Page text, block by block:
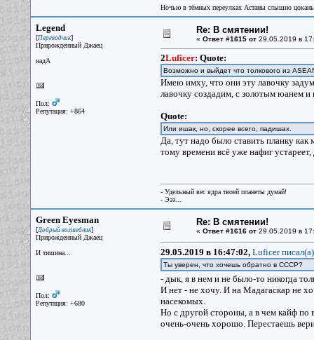
Ночью в тёмных переулках Астаны слышно
Legend
[Переводчик]
Прирожденный Джаец
надА
Пол:
Репутация: +864
Re: В смятении!
« Ответ #1615 от29.05.2019 в
2Luficer: Quote:
Возможно и выйдет что толкового из
Имею имху, что они эту лавочку
лавочку создадим, с золотым юанем
Quote:
Или ишак, но, скорее всего, падишах.
Да, тут надо было ставить планку
тому времени всё уже нафиг
- Удельный вес ядра твоей планеты думай!
- Эээ...
Green Eyesman
[Добрый волшебник]
Прирожденный Джаец
И тишина...
Пол:
Репутация: +680
Re: В смятении!
« Ответ #1616 от29.05.2019 в
29.05.2019 в 16:47:02, Luficer писал(a)
Ты уверен, что хочешь обратно в СССР?
- дык, я в нем и не было-то никогда
И нет - не хочу. И на Мадагаскар не
насекомых.
Но с другой стороны, а в чем кайф по
очень-очень хорошо. Перестаешь